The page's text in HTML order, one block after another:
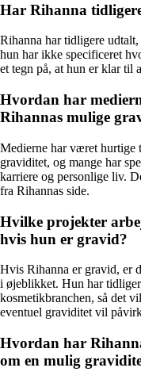
Har Rihanna
Rihanna har tidligere
hun har ikke specificeret
et tegn på, at hun er klar til
Hvordan har
Rihannas mulige
Medierne har været hurtige
graviditet, og mange har
karriere og personlige liv.
fra Rihannas side.
Hvilke projekter
hvis hun er gravid?
Hvis Rihanna er gravid, er
i øjeblikket. Hun har
kosmetikbranchen, så det
eventuel graviditet vil
Hvordan har
om en mulig